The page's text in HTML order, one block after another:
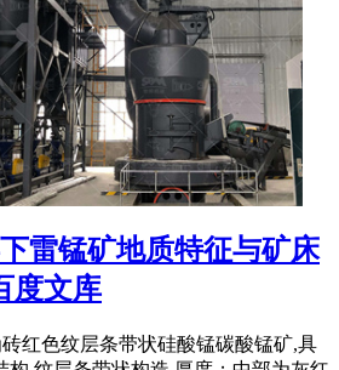
雷锰矿地质特征与矿床
度文库
红色纹层条带状硅酸锰碳酸锰矿,具